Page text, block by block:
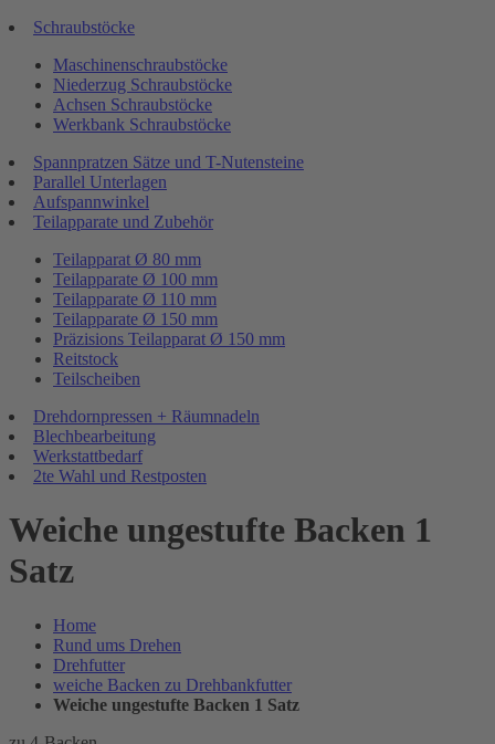
Schraubstöcke
Maschinenschraubstöcke
Niederzug Schraubstöcke
Achsen Schraubstöcke
Werkbank Schraubstöcke
Spannpratzen Sätze und T-Nutensteine
Parallel Unterlagen
Aufspannwinkel
Teilapparate und Zubehör
Teilapparat Ø 80 mm
Teilapparate Ø 100 mm
Teilapparate Ø 110 mm
Teilapparate Ø 150 mm
Präzisions Teilapparat Ø 150 mm
Reitstock
Teilscheiben
Drehdornpressen + Räumnadeln
Blechbearbeitung
Werkstattbedarf
2te Wahl und Restposten
Weiche ungestufte Backen 1
Satz
Home
Rund ums Drehen
Drehfutter
weiche Backen zu Drehbankfutter
Weiche ungestufte Backen 1 Satz